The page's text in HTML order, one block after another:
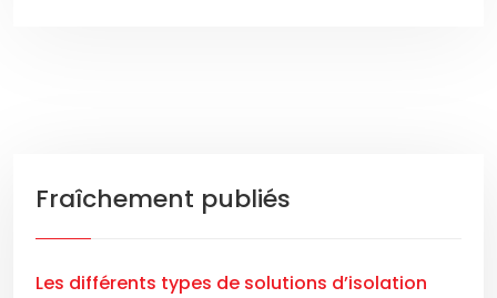
Fraîchement publiés
Les différents types de solutions d’isolation